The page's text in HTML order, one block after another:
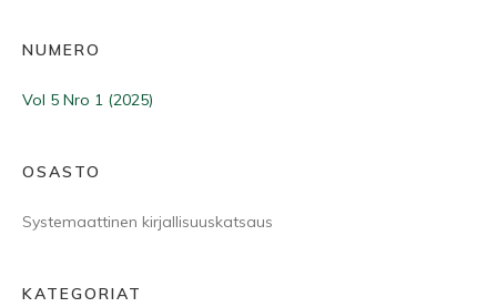
NUMERO
Vol 5 Nro 1 (2025)
OSASTO
Systemaattinen kirjallisuuskatsaus
KATEGORIAT